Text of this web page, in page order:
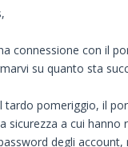
connessione con il
su quanto sta
tardo pomeriggio, il
sicurezza a cui hanno
degli account,